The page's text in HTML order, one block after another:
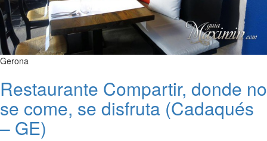
Gerona
Restaurante Compartir, donde no
se come, se disfruta (Cadaqués
– GE)